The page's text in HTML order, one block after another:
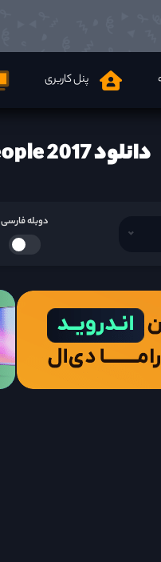
پنل کاربری
دانلود Rebel Thief Who Stole the People 2017 ها
دوبله فارسی